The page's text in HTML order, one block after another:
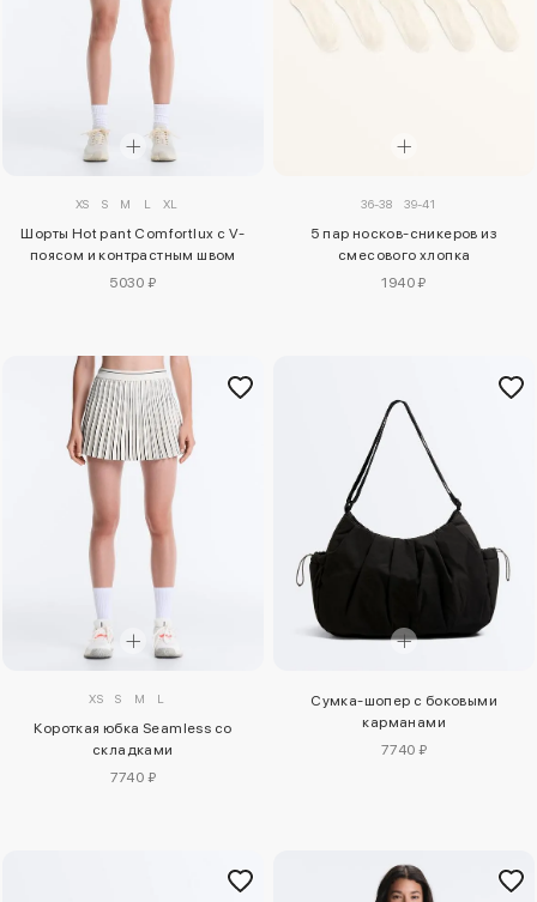
XS S M L XL
Шорты Hot pant Comfortlux с V-
поясом и контрастным швом
5030 ₽
36-38 39-41
5 пар носков-сникеров из
смесового хлопка
1940 ₽
XS S M L
Короткая юбка Seamless со
складками
7740 ₽
Сумка-шопер с боковыми
карманами
7740 ₽